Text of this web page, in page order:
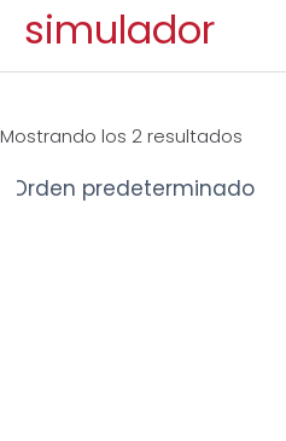
simulador
Mostrando los 2 resultados